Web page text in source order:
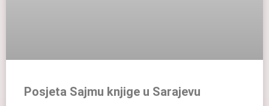
Posjeta Sajmu knjige u Sarajevu